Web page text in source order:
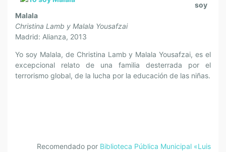
soy
Malala
Christina Lamb y Malala Yousafzai
Madrid: Alianza, 2013
Yo soy Malala, de Christina Lamb y Malala Yousafzai, es el
excepcional relato de una familia desterrada por el
terrorismo global, de la lucha por la educación de las niñas.
Recomendado por Biblioteca Pública Municipal «Luis